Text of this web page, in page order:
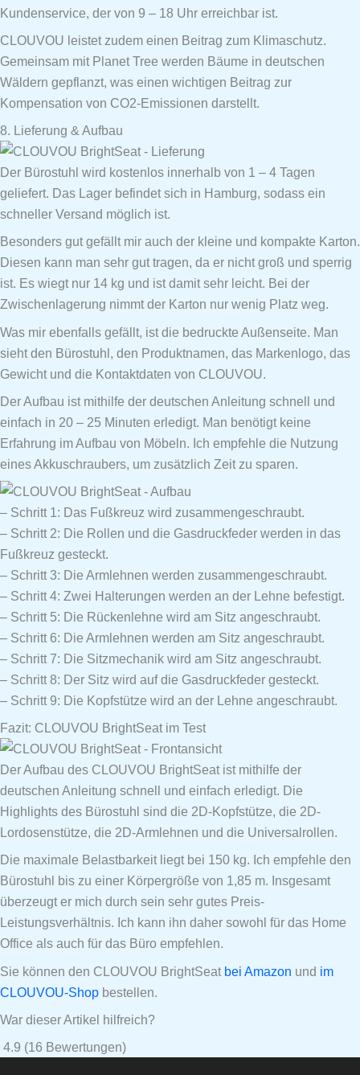
Kundenservice, der von 9 – 18 Uhr erreichbar ist.
CLOUVOU leistet zudem einen Beitrag zum Klimaschutz.
Gemeinsam mit Planet Tree werden Bäume in deutschen
Wäldern gepflanzt, was einen wichtigen Beitrag zur
Kompensation von CO2-Emissionen darstellt.
8. Lieferung & Aufbau
Der Bürostuhl wird kostenlos innerhalb von 1 – 4 Tagen
geliefert. Das Lager befindet sich in Hamburg, sodass ein
schneller Versand möglich ist.
Besonders gut gefällt mir auch der kleine und kompakte Karton.
Diesen kann man sehr gut tragen, da er nicht groß und sperrig
ist. Es wiegt nur 14 kg und ist damit sehr leicht. Bei der
Zwischenlagerung nimmt der Karton nur wenig Platz weg.
Was mir ebenfalls gefällt, ist die bedruckte Außenseite. Man
sieht den Bürostuhl, den Produktnamen, das Markenlogo, das
Gewicht und die Kontaktdaten von CLOUVOU.
Der Aufbau ist mithilfe der deutschen Anleitung schnell und
einfach in 20 – 25 Minuten erledigt. Man benötigt keine
Erfahrung im Aufbau von Möbeln. Ich empfehle die Nutzung
eines Akkuschraubers, um zusätzlich Zeit zu sparen.
– Schritt 1: Das Fußkreuz wird zusammengeschraubt.
– Schritt 2: Die Rollen und die Gasdruckfeder werden in das
Fußkreuz gesteckt.
– Schritt 3: Die Armlehnen werden zusammengeschraubt.
– Schritt 4: Zwei Halterungen werden an der Lehne befestigt.
– Schritt 5: Die Rückenlehne wird am Sitz angeschraubt.
– Schritt 6: Die Armlehnen werden am Sitz angeschraubt.
– Schritt 7: Die Sitzmechanik wird am Sitz angeschraubt.
– Schritt 8: Der Sitz wird auf die Gasdruckfeder gesteckt.
– Schritt 9: Die Kopfstütze wird an der Lehne angeschraubt.
Fazit: CLOUVOU BrightSeat im Test
Der Aufbau des CLOUVOU BrightSeat ist mithilfe der
deutschen Anleitung schnell und einfach erledigt. Die
Highlights des Bürostuhl sind die 2D-Kopfstütze, die 2D-
Lordosenstütze, die 2D-Armlehnen und die Universalrollen.
Die maximale Belastbarkeit liegt bei 150 kg. Ich empfehle den
Bürostuhl bis zu einer Körpergröße von 1,85 m. Insgesamt
überzeugt er mich durch sein sehr gutes Preis-
Leistungsverhältnis. Ich kann ihn daher sowohl für das Home
Office als auch für das Büro empfehlen.
Sie können den CLOUVOU BrightSeat bei Amazon und im
CLOUVOU-Shop bestellen.
War dieser Artikel hilfreich?
4.9 (16 Bewertungen)